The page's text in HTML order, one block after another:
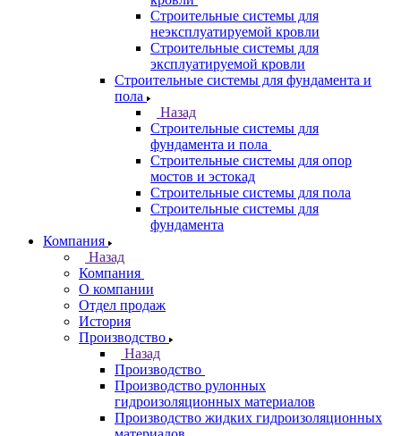
Строительные системы для
неэксплуатируемой кровли
Строительные системы для
эксплуатируемой кровли
Строительные системы для фундамента и
пола
Назад
Строительные системы для
фундамента и пола
Строительные системы для опор
мостов и эстокад
Строительные системы для пола
Строительные системы для
фундамента
Компания
Назад
Компания
О компании
Отдел продаж
История
Производство
Назад
Производство
Производство рулонных
гидроизоляционных материалов
Производство жидких гидроизоляционных